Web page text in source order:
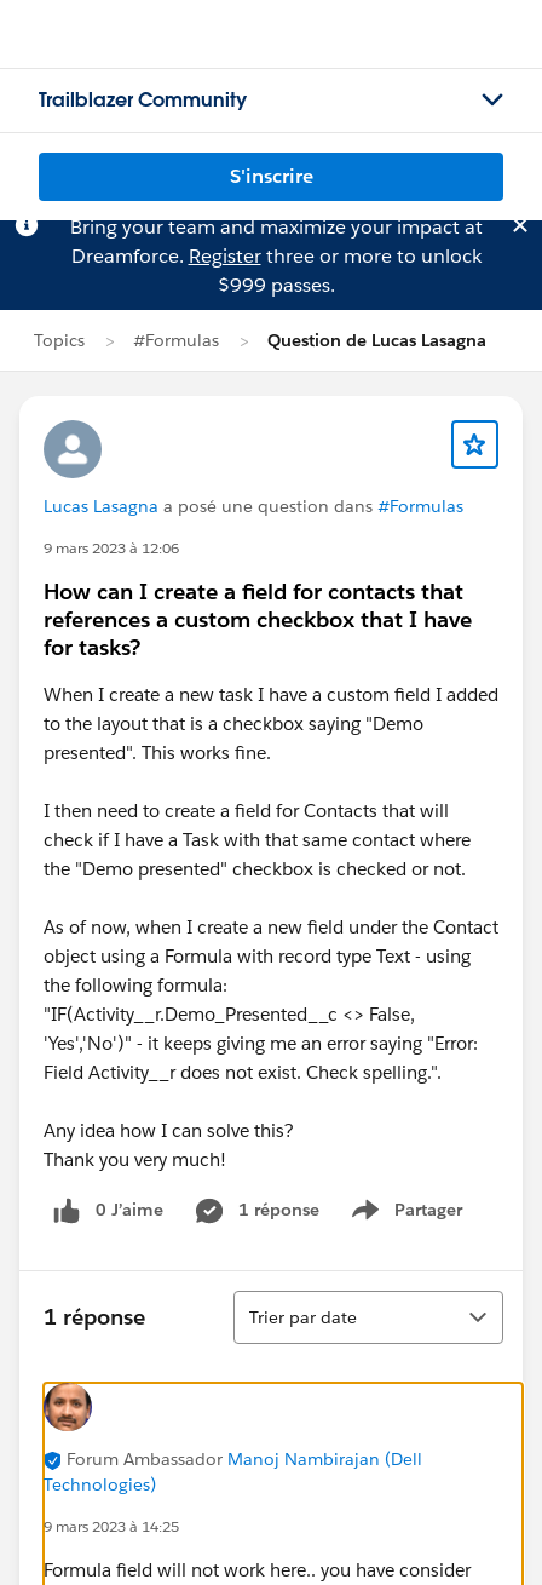
Trailblazer Community
S'inscrire
Bring your team and maximize your impact at
Dreamforce. Registerthree or more to unlock
$999 passes.
Topics #Formulas Question de Lucas Lasagna
Lucas Lasagna a posé une question dans #Formulas
9 mars 2023 à 12:06
How can I create a field for contacts that
references a custom checkbox that I have
for tasks?
When I create a new task I have a custom field I added
to the layout that is a checkbox saying "Demo
presented". This works fine.
I then need to create a field for Contacts that will
check if I have a Task with that same contact where
the "Demo presented" checkbox is checked or not.
As of now, when I create a new field under the Contact
object using a Formula with record type Text - using
the following formula:
"IF(Activity__r.Demo_Presented__c <> False,
'Yes','No')" - it keeps giving me an error saying "Error:
Field Activity__r does not exist. Check spelling.".
Any idea how I can solve this?
Thank you very much!
0 J’aime 1 réponse Partager
Show menu
1 réponse
Tri
Trier par date
Forum Ambassador Manoj Nambirajan (Dell
Technologies)
9 mars 2023 à 14:25
Formula field will not work here.. you have consider